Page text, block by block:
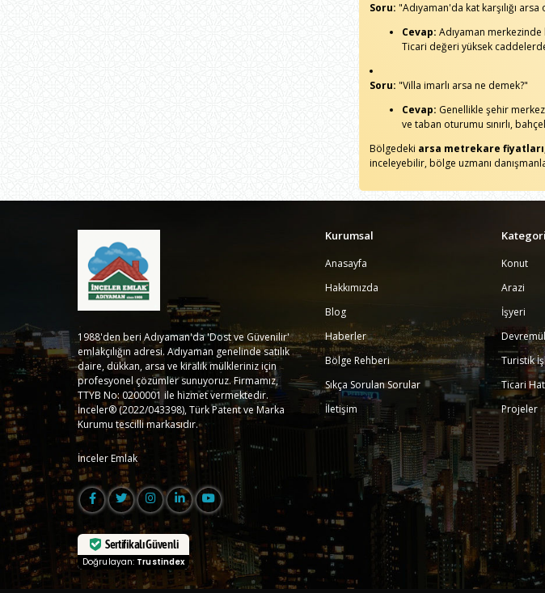
Soru: "Adıyaman'da kat karşılığı
Cevap: Adıyaman merkezinde
Ticari değeri yüksek
Soru: "Villa imarlı arsa ne demek?"
Cevap: Genellikle şehir
ve taban oturumu sınırlı,
Bölgedeki arsa metrekare fiyatları
inceleyebilir, bölge uzmanı
1988'den beri Adıyaman'da 'Dost ve Güvenilir'
emlakçılığın adresi. Adıyaman genelinde satılık
daire, dükkan, arsa ve kiralık mülkleriniz için
profesyonel çözümler sunuyoruz. Firmamız,
TTYB No: 0200001 ile hizmet vermektedir.
İnceler® (2022/043398), Türk Patent ve Marka
Kurumu tescilli markasıdır.
İnceler Emlak
Sertifikalı Güvenli
Doğrulayan: Trustindex
Kurumsal
Anasayfa
Hakkımızda
Blog
Haberler
Bölge Rehberi
Sıkça Sorulan Sorular
İletişim
Konut
Arazi
İşyeri
Turistik
Ticari Hat
Projeler